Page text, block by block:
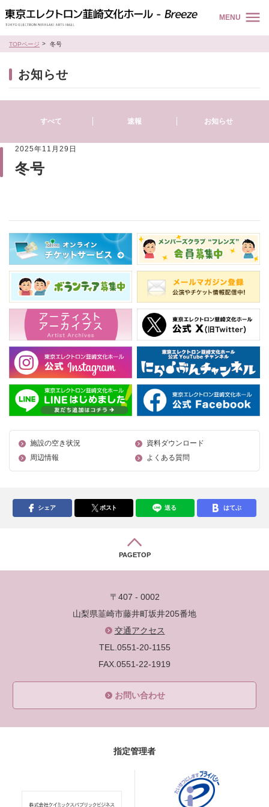
MENU
TOPページ 冬号
お知らせ
すべて 速報 お知らせ
2025年11月29日
冬号
施設の空き状況
資料ダウンロード
周辺情報
よくある質問
シェア ポスト 送る はてぶ
PAGETOP
〒407 - 0002
山梨県韮崎市藤井町坂井205番地
交通アクセス
TEL.0551-20-1155
FAX.0551-22-1919
お問い合わせ
指定管理者